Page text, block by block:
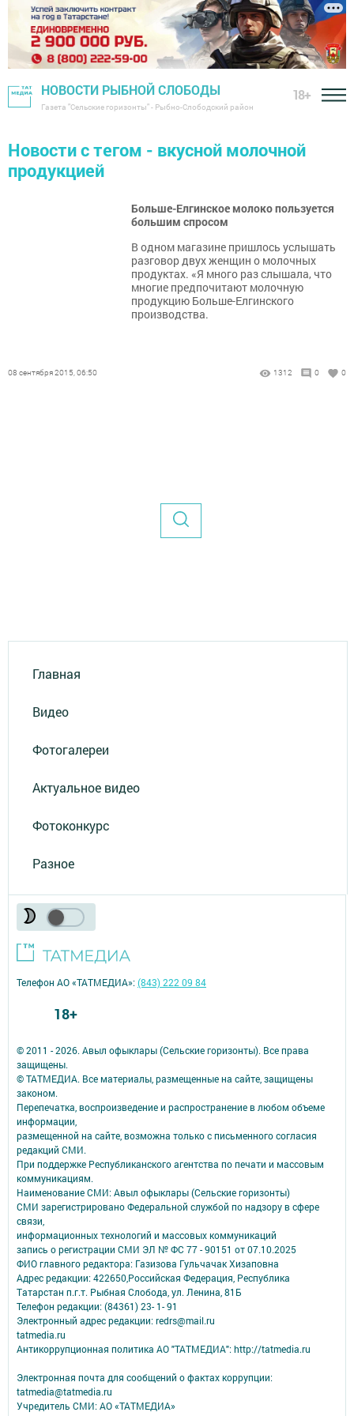
НОВОСТИ РЫБНОЙ СЛОБОДЫ
Газета "Сельские горизонты" - Рыбно-Слободский район
18+
Новости с тегом - вкусной молочной
продукцией
Больше-Елгинское молоко пользуется
большим спросом
В одном магазине пришлось услышать
разговор двух женщин о молочных
продуктах. «Я много раз слышала, что
многие предпочитают молочную
продукцию Больше-Елгинского
производства.
08 сентября 2015, 06:50 1312 0 0
Главная
Видео
Фотогалереи
Актуальное видео
Фотоконкурс
Разное
© 2011 - 2026. Авыл офыклары (Сельские горизонты). Все права
защищены.
© ТАТМЕДИА. Все материалы, размещенные на сайте, защищены
законом.
Перепечатка, воспроизведение и распространение в любом объеме
информации,
размещенной на сайте, возможна только с письменного согласия
редакций СМИ.
При поддержке Республиканского агентства по печати и массовым
коммуникациям.
Наименование СМИ: Авыл офыклары (Сельские горизонты)
СМИ зарегистрировано Федеральной службой по надзору в сфере
связи,
информационных технологий и массовых коммуникаций
запись о регистрации СМИ ЭЛ № ФС 77 - 90151 от 07.10.2025
ФИО главного редактора: Газизова Гульчачак Хизаповна
Адрес редакции: 422650,Российская Федерация, Республика
Татарстан п.г.т. Рыбная Слобода, ул. Ленина, 81Б
Телефон редакции: (84361) 23- 1- 91
Электронный адрес редакции: redrs@mail.ru
tatmedia.ru
Антикоррупционная политика АО "ТАТМЕДИА": http://tatmedia.ru
Электронная почта для сообщений о фактах коррупции:
tatmedia@tatmedia.ru
Учредитель СМИ: АО «ТАТМЕДИА»
Телефон АО «ТАТМЕДИА»:(843) 222 09 84
18+